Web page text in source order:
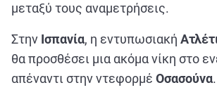
μεταξύ τους αναμετρήσεις.
Στην Ισπανία, η εντυπωσιακή
θα προσθέσει μια ακόμα νίκη στο
απέναντι στην ντεφορμέ Οσασούνα